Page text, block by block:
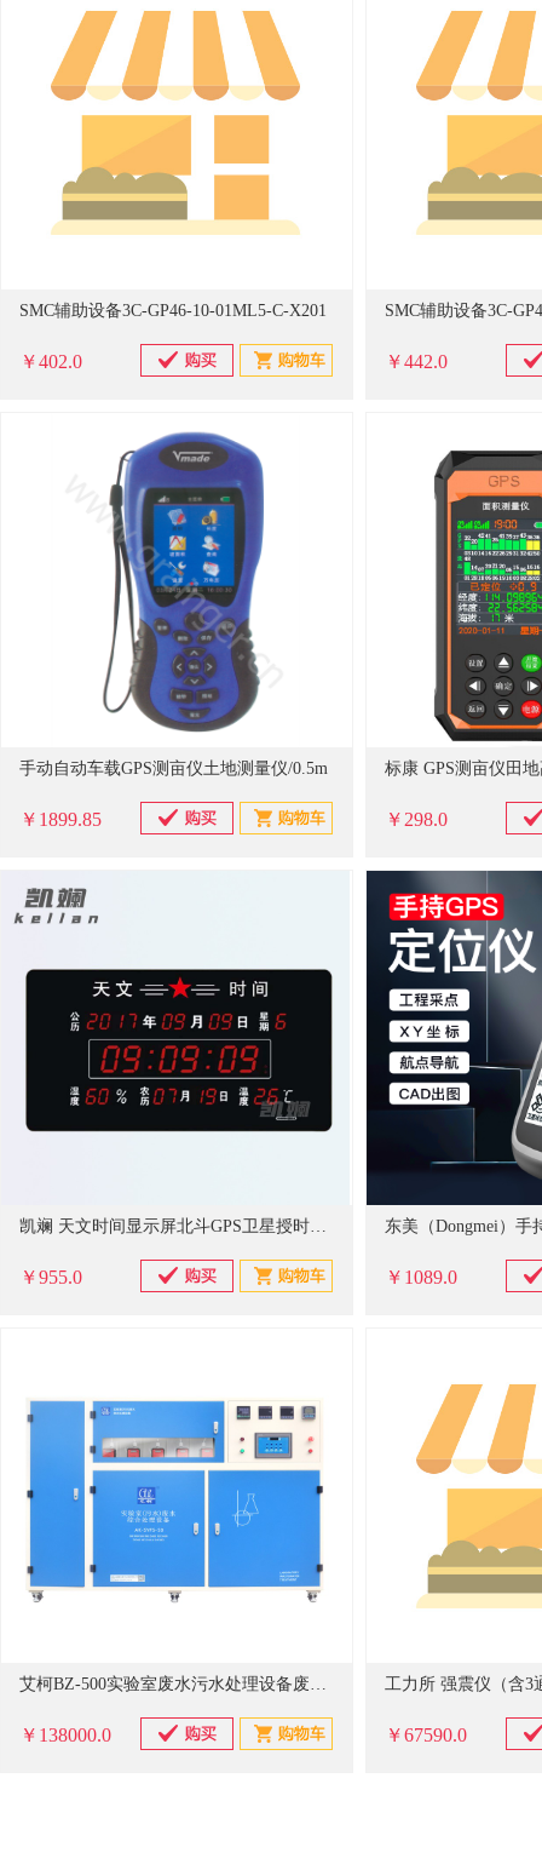
SMC辅助设备3C-GP46-10-01ML5-C-X201
￥402.0
SMC辅助设备3C-
￥442.0
手动自动车载GPS测亩仪土地测量仪/0.5m
￥1899.85 ￥298.0
凯斓 天文时间显示屏北斗GPS卫星授时时钟 85*48cm天文时间+徽标普通款
￥955.0 ￥1089.0
艾柯BZ-500实验室废水污水处理设备废水净化设备
￥138000.0 ￥67590.0